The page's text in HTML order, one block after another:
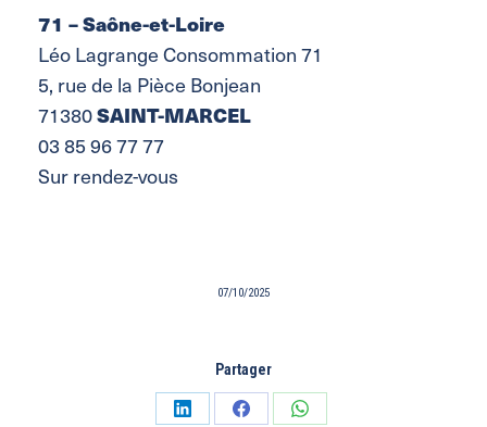
71 – Saône-et-Loire
Léo Lagrange Consommation 71
5, rue de la Pièce Bonjean
71380SAINT-MARCEL
03 85 96 77 77
Sur rendez-vous
07/10/2025
Partager
PartagerPartagerPartager